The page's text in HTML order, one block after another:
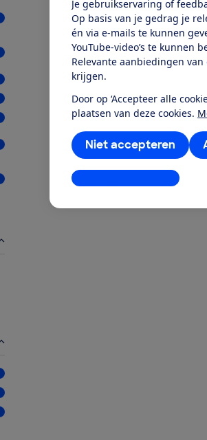
Je gebruikservaring of
Op basis van je gedrag je
én via e-mails te kunnen
YouTube-video’s te kunnen
Relevante aanbiedingen
krijgen.
Door op ‘Accepteer alle
plaatsen van deze cookies.
Niet accepteren
Instellingen aanpassen